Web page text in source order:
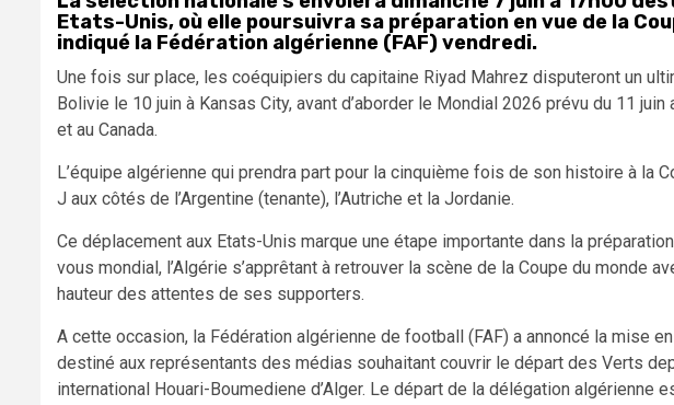
Etats-Unis, où elle poursuivra sa préparation en vue de la
indiqué la Fédération algérienne (FAF) vendredi.
Une fois sur place, les coéquipiers du capitaine Riyad Mahrez disputeront un
Bolivie le 10 juin à Kansas City, avant d’aborder le Mondial 2026 prévu du 11
et au Canada.
L’équipe algérienne qui prendra part pour la cinquième fois de son histoire à la
J aux côtés de l’Argentine (tenante), l’Autriche et la Jordanie.
Ce déplacement aux Etats-Unis marque une étape importante dans la
vous mondial, l’Algérie s’apprêtant à retrouver la scène de la Coupe du monde
hauteur des attentes de ses supporters.
A cette occasion, la Fédération algérienne de football (FAF) a annoncé la mise
destiné aux représentants des médias souhaitant couvrir le départ des Verts
international Houari-Boumediene d’Alger. Le départ de la délégation algérienne